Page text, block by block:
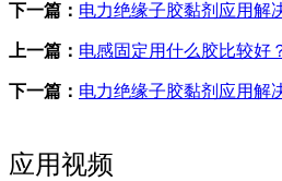
下一篇： 电力绝缘子胶黏剂应用解
上一篇： 电感固定用什么胶比较好
下一篇： 电力绝缘子胶黏剂应用解
应用视频